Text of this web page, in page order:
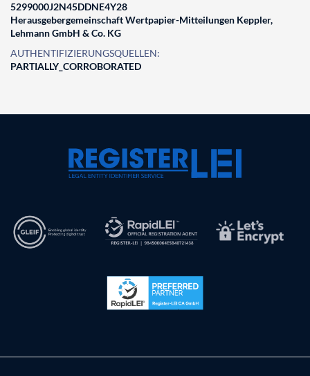
5299000J2N45DDNE4Y28
Herausgebergemeinschaft Wertpapier-Mitteilungen Keppler,
Lehmann GmbH & Co. KG
AUTHENTIFIZIERUNGSQUELLEN:
PARTIALLY_CORROBORATED